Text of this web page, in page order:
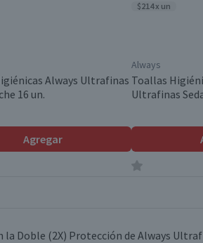
Always Ultrafinas
16 un.
Agregar
$214 x un
Always
Toallas
Ultrafinas
Doble (2X) Protección de Always